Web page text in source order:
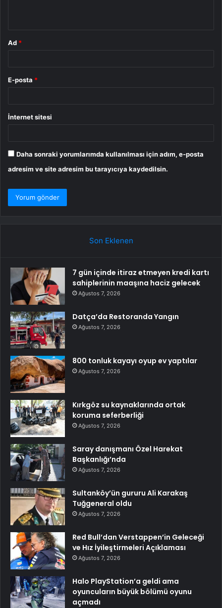
Ad *
E-posta *
İnternet sitesi
Daha sonraki yorumlarımda kullanılması için adım, e-posta
adresim ve site adresim bu tarayıcıya kaydedilsin.
Son Eklenen
7 gün içinde itiraz etmeyen kredi kartı
sahiplerinin maaşına haciz gelecek
Ağustos 7, 2026
Datça’da Restoranda Yangın
Ağustos 7, 2026
800 tonluk kayayı oyup ev yaptılar
Ağustos 7, 2026
Kırkgöz su kaynaklarında ortak
koruma seferberliği
Ağustos 7, 2026
Saray danışmanı Özel Harekat
Başkanlığı’nda
Ağustos 7, 2026
Sultanköy’ün gururu Ali Karakaş
Tuğgeneral oldu
Ağustos 7, 2026
Red Bull’dan Verstappen’in Geleceği
ve Hız İyileştirmeleri Açıklaması
Ağustos 7, 2026
Halo PlayStation’a geldi ama
oyuncuların büyük bölümü oyunu
açmadı